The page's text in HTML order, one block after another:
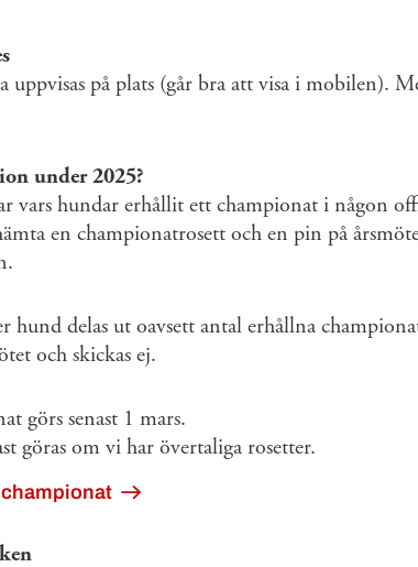
på plats (går bra att visa i mobilen).
under 2025?
vars hundar erhållit ett championat i någon
en championatrosett och en pin på
hund delas ut oavsett antal erhållna
och skickas ej.
görs senast 1 mars.
göras om vi har övertaliga rosetter.